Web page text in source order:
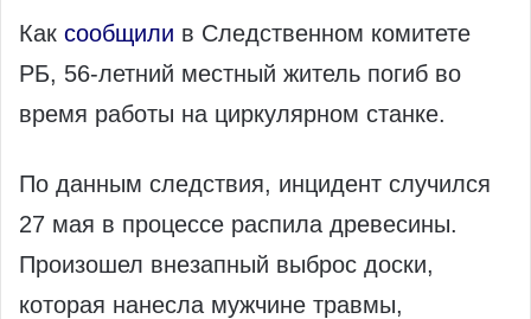
Как сообщили в Следственном комитете
РБ, 56-летний местный житель погиб во
время работы на циркулярном станке.
По данным следствия, инцидент случился
27 мая в процессе распила древесины.
Произошел внезапный выброс доски,
которая нанесла мужчине травмы,